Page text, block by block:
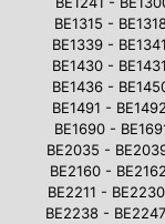
BE1315 -
BE1339 -
BE1430 -
BE1436 -
BE1491 -
BE1690 -
BE2035 -
BE2160 -
BE2211 -
BE2238 -